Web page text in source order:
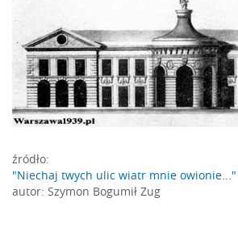
źródło:
"Niechaj twych ulic wiatr mnie owionie..."
autor: Szymon Bogumił Zug